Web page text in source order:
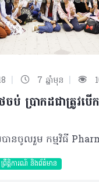
| 7 ឆ្នាំមុន |
ចប់ ប្រាកដជាត្រូវប
ព្រឹត្តិការណ៍ និងព័ត៌មាន